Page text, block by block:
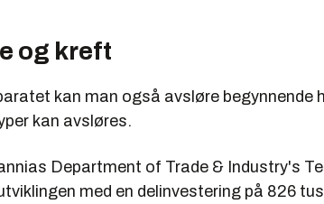
og kreft
kan man også avsløre begynnende
kan avsløres.
Department of Trade & Industry's
med en delinvestering på 826